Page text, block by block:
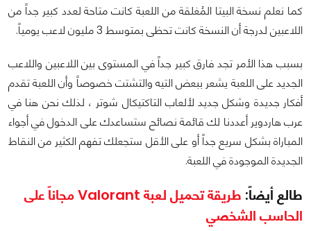
كما نعلم نسخة البيتا المُغلقة من اللعبة كانت متاحة لعدد كبير جداً من
اللاعبين لدرجة أن النسخة كانت تحظى بمتوسط 3 مليون لاعب يومياً.
بسبب هذا الأمر تجد فارق كبير جداً في المستوى بين اللاعبين واللاعب
الجديد على اللعبة يشعر ببعض التيه والتشتت خصوصاً وأن اللعبة تقدم
أفكار جديدة وشكل جديد لألعاب التاكتيكال شوتر ، لذلك نحن هنا في
عرب هاردوير أعددنا لك قائمة نصائح ستساعدك على الدخول في أجواء
المباراة بشكل سريع جداً أو على الأقل ستجعلك تفهم الكثير من النقاط
الجديدة الموجودة في اللعبة.
طالع أيضاً:
طريقة تحميل لعبة Valorant مجاناً على
الحاسب الشخصي